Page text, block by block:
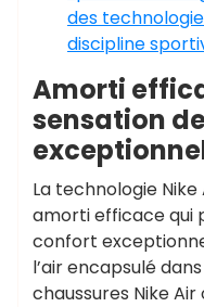
des
discipline
Amorti
sensation
La technologie
amorti efficace qui
confort
l’air encapsulé
chaussures Nike